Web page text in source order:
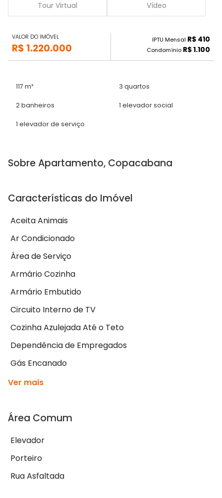
Tour Virtual Vídeo
VALOR DO IMÓVEL
R$ 1.220.000
IPTU Mensal R$ 410
Condomínio R$ 1.100
117 m² 3 quartos
2 banheiros 1 elevador social
1 elevador de serviço
Sobre Apartamento, Copacabana
Características do Imóvel
Aceita Animais
Ar Condicionado
Área de Serviço
Armário Cozinha
Armário Embutido
Circuito Interno de TV
Cozinha Azulejada Até o Teto
Dependência de Empregados
Gás Encanado
Ver mais
Área Comum
Elevador
Porteiro
Rua Asfaltada